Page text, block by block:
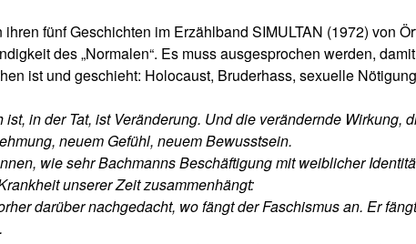
ihren fünf Geschichten im Erzählband SIMULTAN (1972) von
des „Normalen“. Es muss ausgesprochen werden,
ist und geschieht: Holocaust, Bruderhass, sexuelle
in der Tat, ist Veränderung. Und die verändernde Wirkung,
neuem Gefühl, neuem Bewusstsein.
wie sehr Bachmanns Beschäftigung mit weiblicher
unserer Zeit zusammenhängt:
darüber nachgedacht, wo fängt der Faschismus an. Er